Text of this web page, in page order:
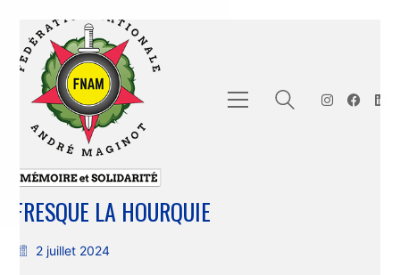
FRESQUE LA HOURQUIE
2 juillet 2024